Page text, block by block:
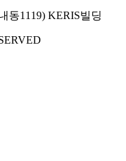
동1119) KERIS빌딩